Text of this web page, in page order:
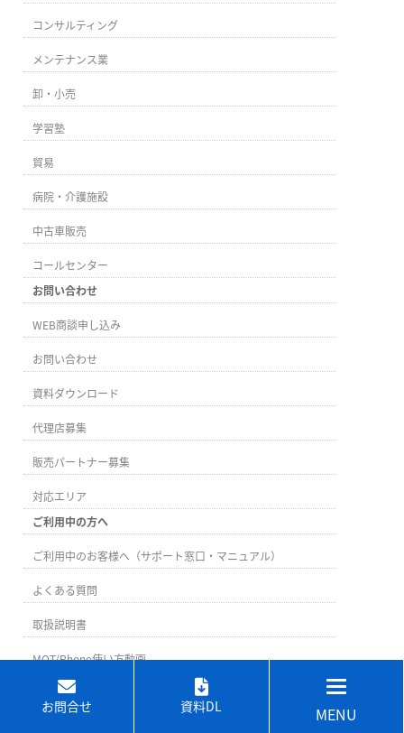
コンサルティング
メンテナンス業
卸・小売
学習塾
貿易
病院・介護施設
中古車販売
コールセンター
お問い合わせ
WEB商談申し込み
お問い合わせ
資料ダウンロード
代理店募集
販売パートナー募集
対応エリア
ご利用中の方へ
ご利用中のお客様へ（サポート窓口・マニュアル）
よくある質問
取扱説明書
MOT/Phone使い方動画
お問合せ 資料DL MENU